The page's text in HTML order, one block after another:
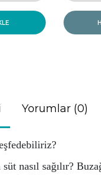
Yorumlar (0)
nasıl sağılır?